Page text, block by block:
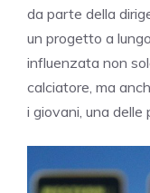
da parte della
un progetto a
influenzata non
calciatore, ma
i giovani, una delle